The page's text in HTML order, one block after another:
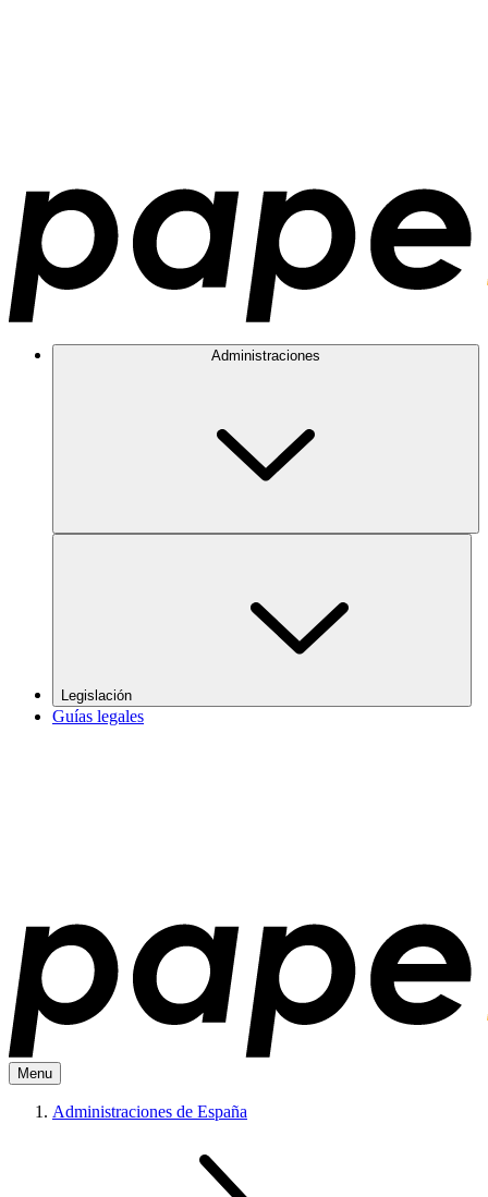
Administraciones
Legislación
Guías legales
Menu
Administraciones de España